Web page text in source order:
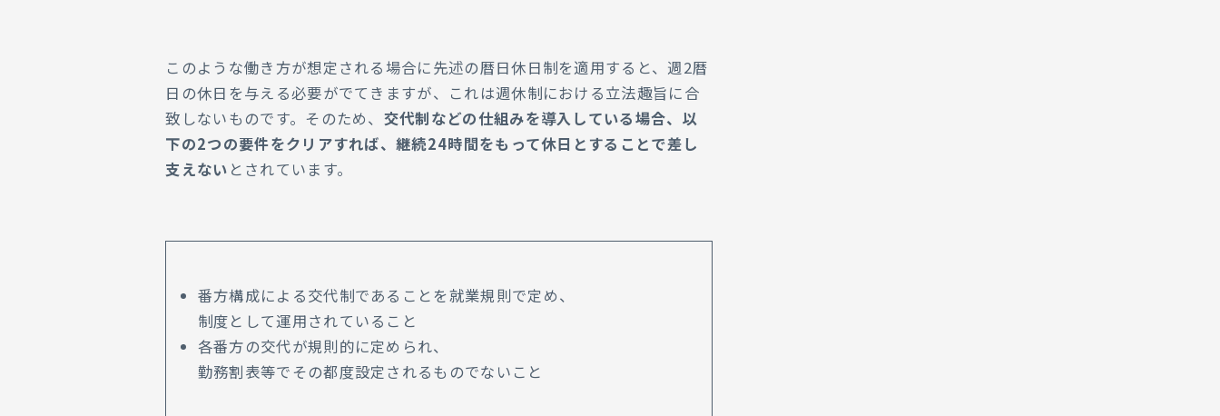
このような働き方が想定される場合に先述の暦日休日制を適用すると、週2暦
日の休日を与える必要がでてきますが、これは週休制における立法趣旨に合
致しないものです。そのため、 交代制などの仕組みを導入している場合、以
下の2つの要件をクリアすれば、継続24時間をもって休日とすることで差し
支えない とされています。
番方構成による交代制であることを就業規則で定め、
制度として運用されていること
各番方の交代が規則的に定められ、
勤務割表等でその都度設定されるものでないこと